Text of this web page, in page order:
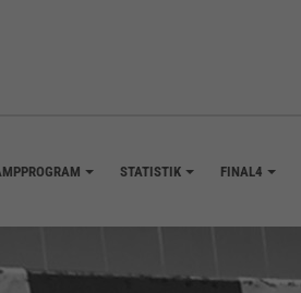
STATISTIK FINAL4